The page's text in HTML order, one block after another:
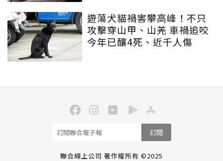
遊蕩犬貓禍害攀高峰！不只
攻擊穿山甲、山羌 車禍追咬
今年已釀4死、近千人傷
訂閱
聯合線上公司 著作權所有 ©2025